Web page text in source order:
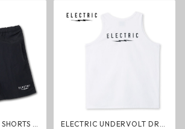
5i
ELECTRIC UNDERVOLT DRY